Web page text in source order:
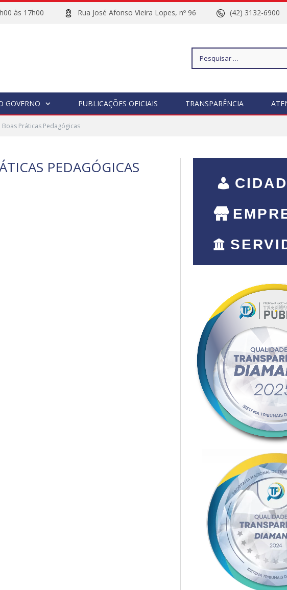
às 17h00 Rua José Afonso Vieira Lopes, nº 96 (42) 3132-6900
Pesquisar
GOVERNO PUBLICAÇÕES OFICIAIS TRANSPARÊNCIA
Práticas Pedagógicas
PEDAGÓGICAS